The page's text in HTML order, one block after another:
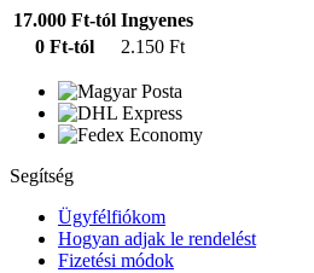
17.000 Ft-tól Ingyenes
0 Ft-tól
2.150 Ft
Segítség
Ügyfélfiókom
Hogyan adjak le rendelést
Fizetési módok